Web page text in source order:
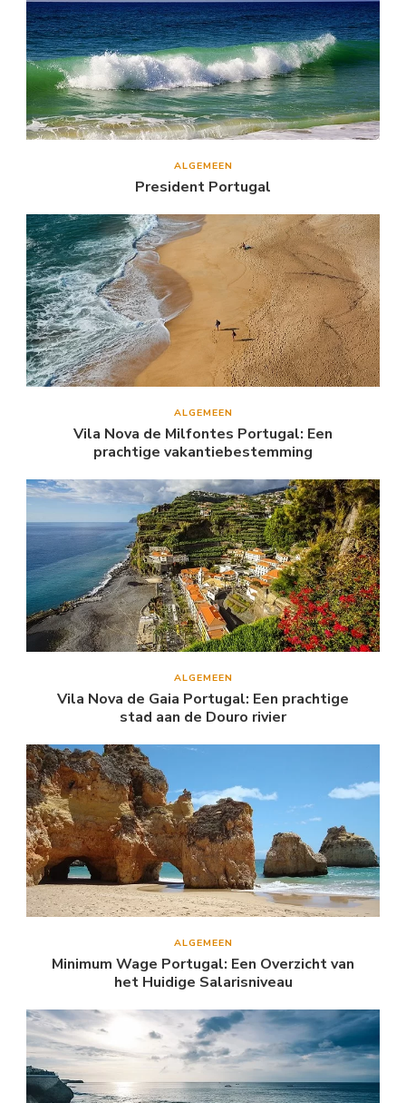
ALGEMEEN
President Portugal
ALGEMEEN
Vila Nova de Milfontes Portugal: Een
prachtige vakantiebestemming
ALGEMEEN
Vila Nova de Gaia Portugal: Een prachtige
stad aan de Douro rivier
ALGEMEEN
Minimum Wage Portugal: Een Overzicht van
het Huidige Salarisniveau